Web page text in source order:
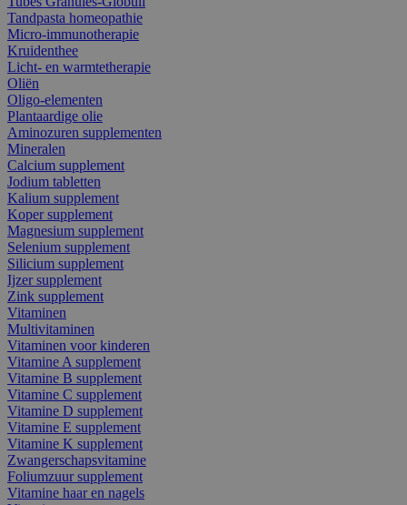
Tandpasta homeopathie
Micro-immunotherapie
Kruidenthee
Licht- en warmtetherapie
Oliën
Oligo-elementen
Plantaardige olie
Aminozuren supplementen
Mineralen
Calcium supplement
Jodium tabletten
Kalium supplement
Koper supplement
Magnesium supplement
Selenium supplement
Silicium supplement
Ijzer supplement
Zink supplement
Vitaminen
Multivitaminen
Vitaminen voor kinderen
Vitamine A supplement
Vitamine B supplement
Vitamine C supplement
Vitamine D supplement
Vitamine E supplement
Vitamine K supplement
Zwangerschapsvitamine
Foliumzuur supplement
Vitamine haar en nagels